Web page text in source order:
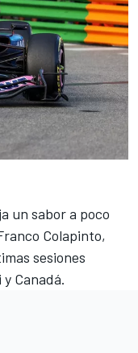
un sabor a poco
Colapinto,
sesiones
Canadá.